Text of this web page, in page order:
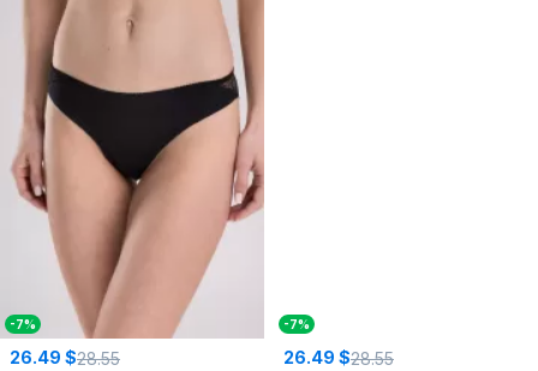
-7%
26.49 $28.55
-7%
26.49 $28.55